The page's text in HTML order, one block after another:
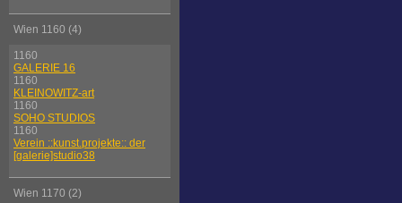
Wien 1160 (4)
1160
GALERIE 16
1160
KLEINOWITZ-art
1160
SOHO STUDIOS
1160
Verein ::kunst.projekte:: der
[galerie]studio38
Wien 1170 (2)